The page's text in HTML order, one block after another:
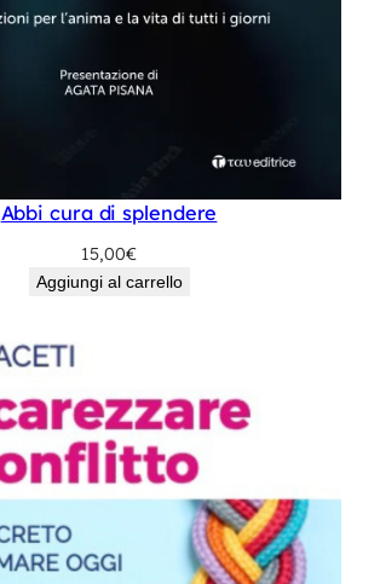
Abbi cura di splendere
15,00€
Aggiungi al carrello